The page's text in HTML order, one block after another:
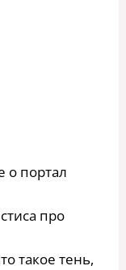
о портал
про
такое тень,